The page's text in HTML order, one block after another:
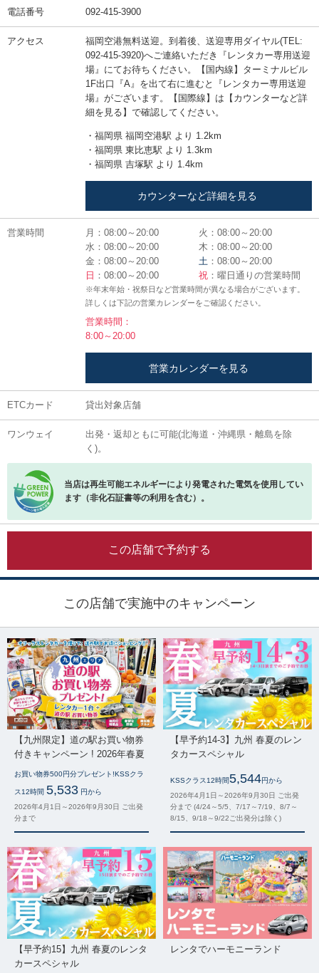
電話番号 092-415-3900
アクセス
福岡空港無料送迎。到着後、送迎専用ダイヤル(TEL:
092-415-3920)へご連絡いただき『レンタカー専用送迎
場』にてお待ちください。【国内線】ターミナルビル
1F出口『A』を出て右に進むと『レンタカー専用送迎
場』がございます。【国際線】は【カウンターなど詳
細を見る】で確認してください。
・福岡県 福岡空港駅 より 1.2km
・福岡県 東比恵駅 より 1.3km
・福岡県 吉塚駅 より 1.4km
カウンターなど詳細を見る
営業時間 月：08:00～20:00
火：08:00～20:00
水：08:00～20:00
木：08:00～20:00
金：08:00～20:00
土 ：08:00～20:00
日 ：08:00～20:00 祝 ：曜日通りの営業時間
※年末年始・祝祭日など営業時間が異なる場合がございます。
詳しくは下記の営業カレンダーをご確認ください。
営業時間：
8:00～20:00
営業カレンダーを見る
ETCカード 貸出対象店舗
ワンウェイ
出発・返却ともに可能(北海道・沖縄県・離島を除
く)。
当店は再生可能エネルギーにより発電された電気を使用してい
ます（非化石証書等の利用を含む）。
この店舗で予約する
この店舗で実施中のキャンペーン
【九州限定】道の駅お買い物券
付きキャンペーン ! 2026年春夏
お買い物券500円分プレゼント!KSSクラ
ス12時間 5,533 円から
2026年4月1日～2026年9月30日 ご出発
分まで
【早予約14-3】九州 春夏のレン
タカースペシャル
KSSクラス12時間5,544円から
2026年4月1日～2026年9月30日 ご出発
分まで (4/24～5/5、7/17～7/19、8/7～
8/15、9/18～9/22ご出発分は除く)
【早予約15】九州 春夏のレンタ
カースペシャル
レンタでハーモニーランド